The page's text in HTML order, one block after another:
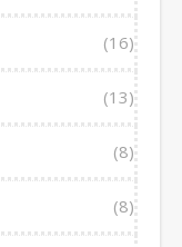
(16)
(13)
(8)
(8)